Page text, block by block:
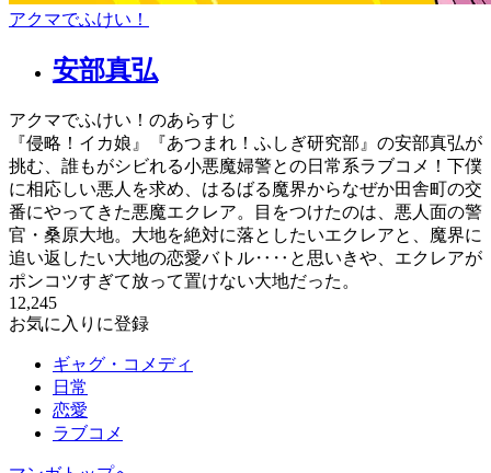
アクマでふけい！
安部真弘
アクマでふけい！のあらすじ
『侵略！イカ娘』『あつまれ！ふしぎ研究部』の安部真弘が
挑む、誰もがシビれる小悪魔婦警との日常系ラブコメ！下僕
に相応しい悪人を求め、はるばる魔界からなぜか田舎町の交
番にやってきた悪魔エクレア。目をつけたのは、悪人面の警
官・桑原大地。大地を絶対に落としたいエクレアと、魔界に
追い返したい大地の恋愛バトル‥‥と思いきや、エクレアが
ポンコツすぎて放って置けない大地だった。
12,245
お気に入りに登録
ギャグ・コメディ
日常
恋愛
ラブコメ